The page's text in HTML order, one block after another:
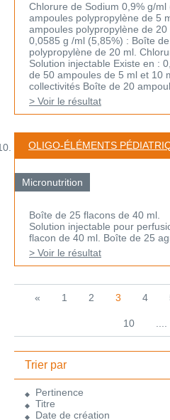
Chlorure de Sodium 0,9% g/
ampoules polypropylène de 5
ampoules polypropylène de
0,0585 g /ml (5,85%) : Boîte
polypropylène de 20 ml.
Solution injectable Existe en :
de 50 ampoules de 5 ml et 10
collectivités Boîte de 20
> Voir le résultat
OLIGO-ÉLÉMENTS
Micronutrition
Boîte de 25 flacons de 40 ml.
Solution injectable pour
flacon de 40 ml. Boîte de 25
> Voir le résultat
« 1 2 3 4
10 ....
Trier par
Pertinence
Titre
Date de création